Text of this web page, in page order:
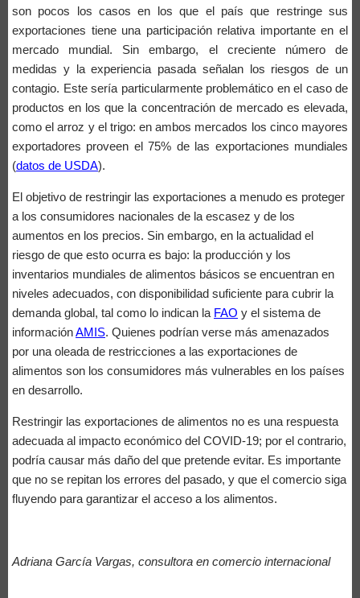
son pocos los casos en los que el país que restringe sus
exportaciones tiene una participación relativa importante en el
mercado mundial. Sin embargo, el creciente número de
medidas y la experiencia pasada señalan los riesgos de un
contagio. Este sería particularmente problemático en el caso de
productos en los que la concentración de mercado es elevada,
como el arroz y el trigo: en ambos mercados los cinco mayores
exportadores proveen el 75% de las exportaciones mundiales
(datos de USDA).
El objetivo de restringir las exportaciones a menudo es proteger
a los consumidores nacionales de la escasez y de los
aumentos en los precios. Sin embargo, en la actualidad el
riesgo de que esto ocurra es bajo: la producción y los
inventarios mundiales de alimentos básicos se encuentran en
niveles adecuados, con disponibilidad suficiente para cubrir la
demanda global, tal como lo indican la FAO y el sistema de
informaciónAMIS. Quienes podrían verse más amenazados
por una oleada de restricciones a las exportaciones de
alimentos son los consumidores más vulnerables en los países
en desarrollo.
Restringir las exportaciones de alimentos no es una respuesta
adecuada al impacto económico del COVID-19; por el contrario,
podría causar más daño del que pretende evitar. Es importante
que no se repitan los errores del pasado, y que el comercio siga
fluyendo para garantizar el acceso a los alimentos.
Adriana García Vargas, consultora en comercio internacional